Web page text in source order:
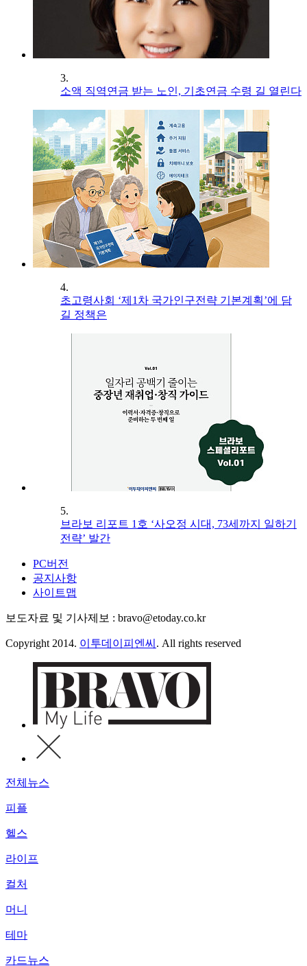
3.
소액 직역연금 받는 노인, 기초연금 수령 길 열린다
4.
초고령사회 ‘제1차 국가인구전략 기본계획’에 담
길 정책은
5.
브라보 리포트 1호 ‘사오정 시대, 73세까지 일하기
전략’ 발간
PC버전
공지사항
사이트맵
보도자료 및 기사제보 : bravo@etoday.co.kr
Copyright 2014. 이투데이피엔씨 . All rights reserved
전체뉴스
피플
헬스
라이프
컬처
머니
테마
카드뉴스